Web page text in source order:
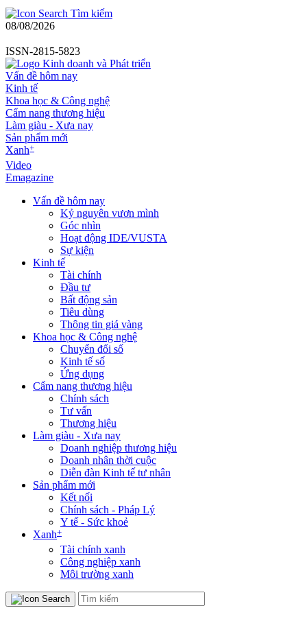
Tìm kiếm
08/08/2026
ISSN-2815-5823
Vấn đề hôm nay
Kinh tế
Khoa học & Công nghệ
Cẩm nang thương hiệu
Làm giàu - Xưa nay
Sản phẩm mới
Xanh+
Video
Emagazine
Vấn đề hôm nay
Kỷ nguyên vươn mình
Góc nhìn
Hoạt động IDE/VUSTA
Sự kiện
Kinh tế
Tài chính
Đầu tư
Bất động sản
Tiêu dùng
Thông tin giá vàng
Khoa học & Công nghệ
Chuyển đổi số
Kinh tế số
Ứng dụng
Cẩm nang thương hiệu
Chính sách
Tư vấn
Thương hiệu
Làm giàu - Xưa nay
Doanh nghiệp thương hiệu
Doanh nhân thời cuộc
Diễn đàn Kinh tế tư nhân
Sản phẩm mới
Kết nối
Chính sách - Pháp Lý
Y tế - Sức khoẻ
Xanh+
Tài chính xanh
Công nghiệp xanh
Môi trường xanh